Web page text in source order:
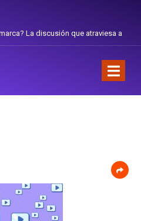
La discusión que atraviesa a